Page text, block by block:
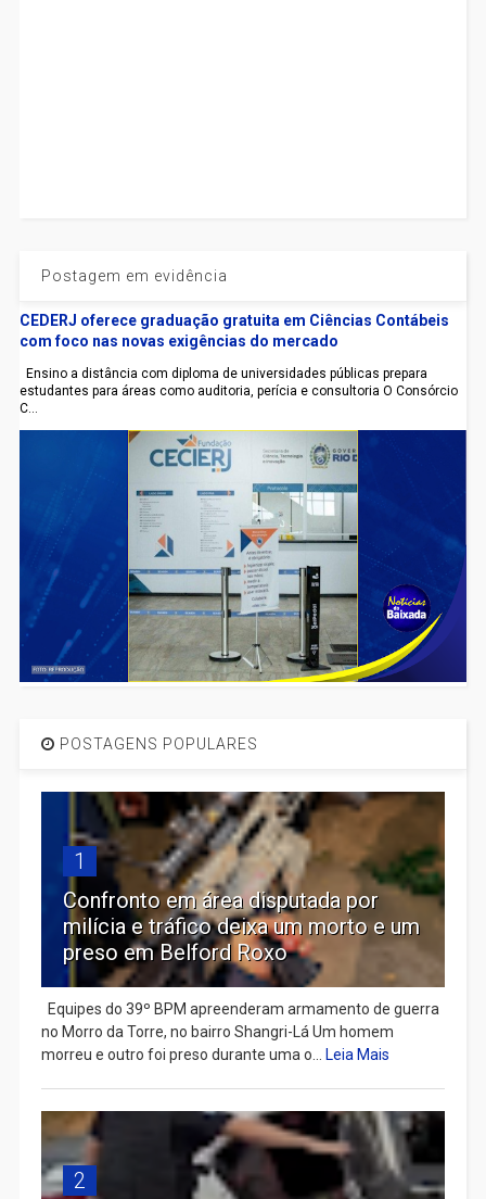
Postagem em evidência
CEDERJ oferece graduação gratuita em Ciências Contábeis
com foco nas novas exigências do mercado
Ensino a distância com diploma de universidades públicas prepara
estudantes para áreas como auditoria, perícia e consultoria O Consórcio
C...
POSTAGENS POPULARES
1
Confronto em área disputada por
milícia e tráfico deixa um morto e um
preso em Belford Roxo
Equipes do 39º BPM apreenderam armamento de guerra
no Morro da Torre, no bairro Shangri-Lá Um homem
morreu e outro foi preso durante uma o... Leia Mais
2